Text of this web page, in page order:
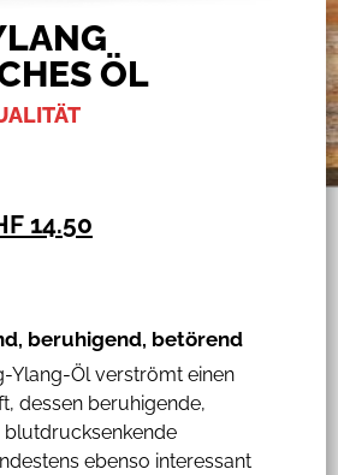
ÖL
14.50
beruhigend, betörend
Ylang-Öl verströmt einen
dessen beruhigende,
ebenso interessant